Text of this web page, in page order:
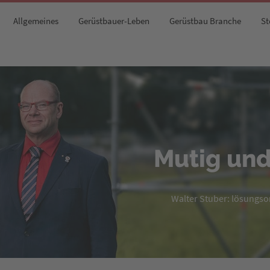
Allgemeines Gerüstbauer-Leben Gerüstbau Branche
Mutig
Walter Stuber: